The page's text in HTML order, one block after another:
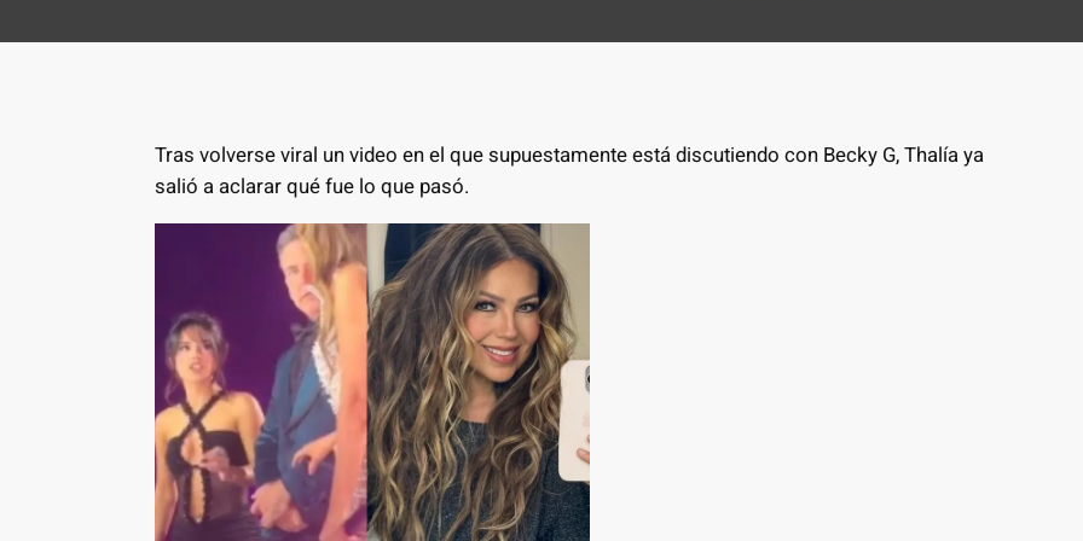
Tras volverse viral un video en el que supuestamente está discutiendo con Becky G, Thalía ya
salió a aclarar qué fue lo que pasó.